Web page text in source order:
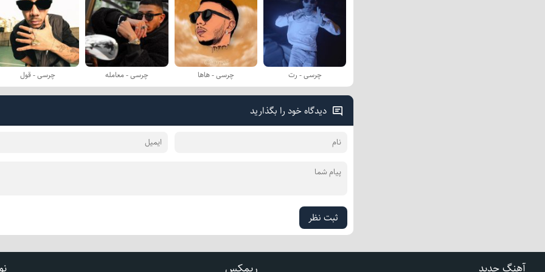
چرسی - رت چرسی - هاها چرسی - معامله چرسی - قول
دیدگاه خود را بگذارید
ثبت نظر
آهنگ جدید ریمکس